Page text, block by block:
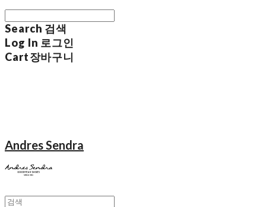
Search 검색
Log In 로그인
Cart장바구니
Andres Sendra